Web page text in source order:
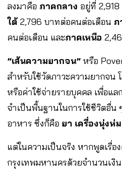
ลงมาคือ ภาคกลาง อยู่ที่
ใต้2,796 บาทต่อคนต่อเดือน ภ
คนต่อเดือน และภาคเหนือ
“เส้นความยากจน” หรือ
สำหรับใช้วัดภาวะความยากจ
หรือค่าใช้จ่ายรายบุคคล เพื่อแ
จำเป็นพื้นฐานในการใช้ชีวิตอื่น
อาหาร ซึ่งก็คือ ยา เครื่องนุ่งห่
แต่ในความเป็นจริง หากพูดเรื่อ
กรุงเทพมหานครด้วยจำนวนเงิ